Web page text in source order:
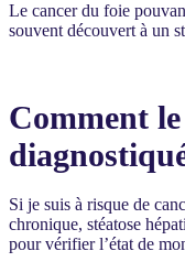
Le cancer du foie
souvent découvert à un
Comment
Si je suis à risque de
chronique, stéatose
pour vérifier l’état de